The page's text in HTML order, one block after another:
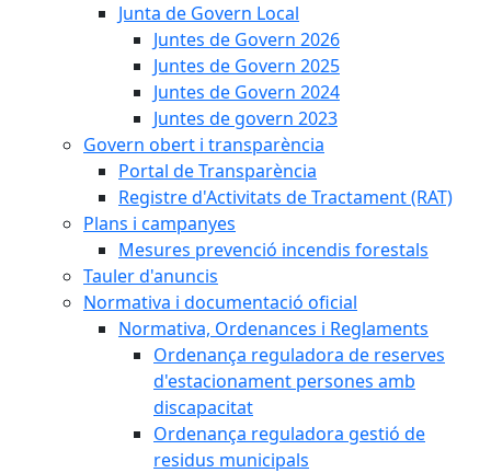
Junta de Govern Local
Juntes de Govern 2026
Juntes de Govern 2025
Juntes de Govern 2024
Juntes de govern 2023
Govern obert i transparència
Portal de Transparència
Registre d'Activitats de Tractament (RAT)
Plans i campanyes
Mesures prevenció incendis forestals
Tauler d'anuncis
Normativa i documentació oficial
Normativa, Ordenances i Reglaments
Ordenança reguladora de reserves
d'estacionament persones amb
discapacitat
Ordenança reguladora gestió de
residus municipals